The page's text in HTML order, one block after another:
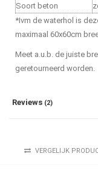
Soort beton
*Ivm de waterhol is
maximaal 60x60cm
Meet a.u.b. de juiste
geretourneerd worden.
Reviews (2)
VERGELIJK